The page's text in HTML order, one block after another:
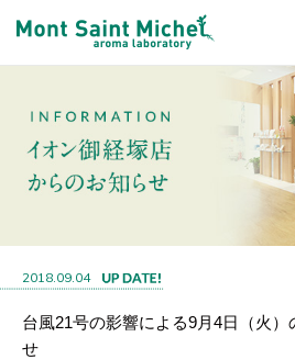
2018.09.04
台風21号の影響による9月4日（火
せ